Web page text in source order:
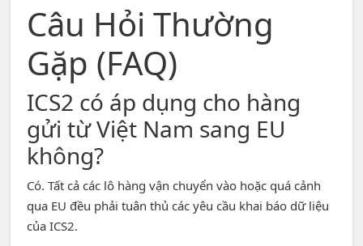
Câu Hỏi Thường
Gặp (FAQ)
ICS2 có áp dụng cho hàng
gửi từ Việt Nam sang EU
không?
Có. Tất cả các lô hàng vận chuyển vào hoặc quá cảnh
qua EU đều phải tuân thủ các yêu cầu khai báo dữ liệu
của ICS2.